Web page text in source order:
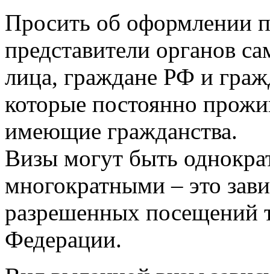
Просить об оформлении
представители органов
лица, граждане РФ и
которые постоянно
имеющие гражданства.
Визы могут быть
многократными – это
разрешенных посещений
Федерации.